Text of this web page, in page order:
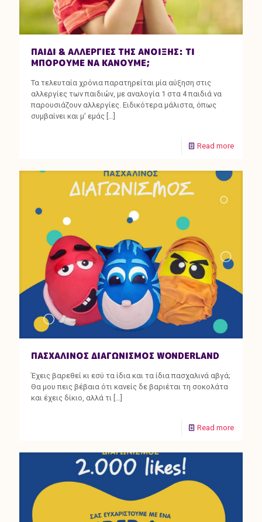
ΠΑΙΔΙ & ΑΛΛΕΡΓΙΕΣ ΤΗΣ ΑΝΟΙΞΗΣ: ΤΙ
ΜΠΟΡΟΥΜΕ ΝΑ ΚΑΝΟΥΜΕ;
Τα τελευταία χρόνια παρατηρείται μία αύξηση στις
αλλεργίες των παιδιών, με αναλογία 1 στα 4 παιδιά να
παρουσιάζουν αλλεργίες. Ειδικότερα μάλιστα, όπως
συμβαίνει και μ’ εμάς […]
Read more
ΠΑΣΧΑΛΙΝΟΣ ΔΙΑΓΩΝΙΣΜΟΣ WONDERLAND
Έχεις βαρεθεί κι εσύ τα ίδια και τα ίδια πασχαλινά αβγά;
Θα μου πεις βέβαια ότι κανείς δε βαριέται τη σοκολάτα
και έχεις δίκιο, αλλά τι […]
Read more